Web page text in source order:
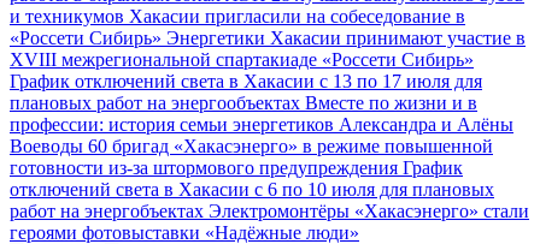
и техникумов Хакасии пригласили на собеседование в
«Россети Сибирь» Энергетики Хакасии принимают участие в
XVIII межрегиональной спартакиаде «Россети Сибирь»
График отключений света в Хакасии с 13 по 17 июля для
плановых работ на энергообъектах Вместе по жизни и в
профессии: история семьи энергетиков Александра и Алёны
Воеводы 60 бригад «Хакасэнерго» в режиме повышенной
готовности из-за штормового предупреждения График
отключений света в Хакасии с 6 по 10 июля для плановых
работ на энергобъектах Электромонтёры «Хакасэнерго» стали
героями фотовыставки «Надёжные люди»